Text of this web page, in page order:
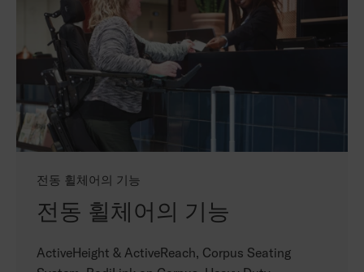
전동 휠체어의 기능
전동 휠체어의 기능
ActiveHeight & ActiveReach, Corpus Seating